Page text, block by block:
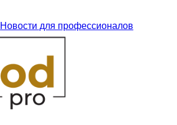
Новости для профессионалов